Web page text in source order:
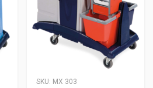
SKU: MX 303